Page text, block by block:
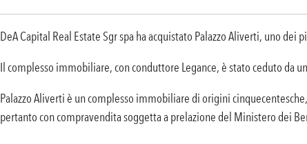
DeA Capital Real Estate Sgr spa ha acquistato Palazzo Aliverti, uno
Il complesso immobiliare, con conduttore Legance, è stato ceduto da
Palazzo Aliverti è un complesso immobiliare di origini
pertanto con compravendita soggetta a prelazione del Ministero dei